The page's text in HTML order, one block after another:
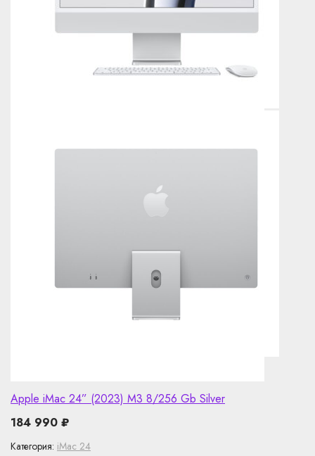
Категория: iMac 24
Apple iMac 24” (2023) M3 8/256 Gb Silver
184 990 ₽